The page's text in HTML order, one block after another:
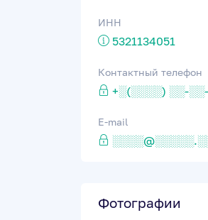
ИНН
5321134051
Контактный телефон
+░(░░░░) ░░-
E-mail
Фотографии